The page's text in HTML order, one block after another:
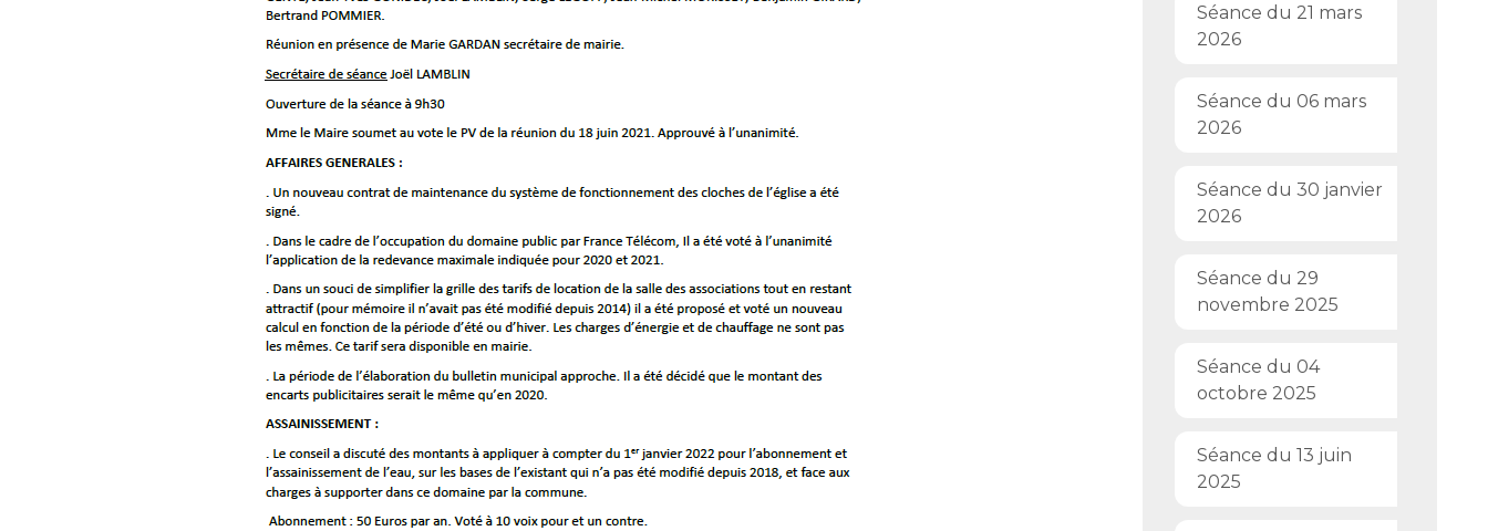
Séance du 21 mars
2026
Séance du 06 mars
2026
Séance du 30 janvier
2026
Séance du 29
novembre 2025
Séance du 04
octobre 2025
Séance du 13 juin
2025